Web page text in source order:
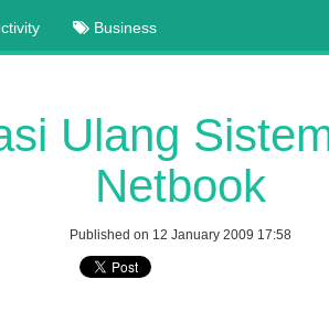
Business
Ulang
Netbook
Published on 12 January 2009 17:58